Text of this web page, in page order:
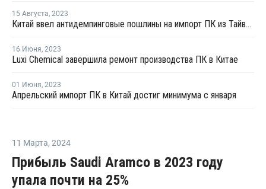
15 Августа, 2023
Китай ввел антидемпинговые пошлины на импорт ПК из Тайваня
16 Июня, 2023
Luxi Chemical завершила ремонт производства ПК в Китае
01 Июня, 2023
Апрельский импорт ПК в Китай достиг минимума с января
11 Марта, 2024
Прибыль Saudi Aramco в 2023 году
упала почти на 25%